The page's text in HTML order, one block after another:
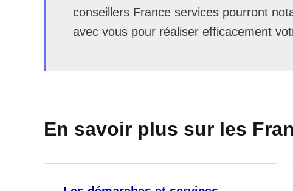
conseillers France services pourront
avec vous pour réaliser efficacement
En savoir plus sur les